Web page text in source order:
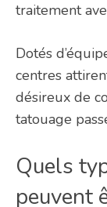
traitement
Dotés
centres
désireux de
tatouage
Quels
peuvent